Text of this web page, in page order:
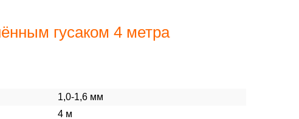
гусаком 4 метра
1,0-1,6 мм
4 м